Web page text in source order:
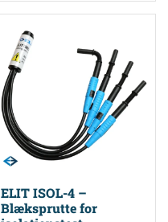
ELIT ISOL-4 –
Blæksprutte for